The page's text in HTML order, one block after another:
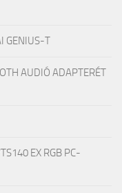
GENIUS-T
AUDIÓ ADAPTERÉT
EX RGB PC-